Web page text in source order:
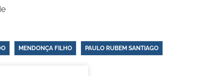
MENDONÇA FILHO PAULO RUBEM SANTIAGO